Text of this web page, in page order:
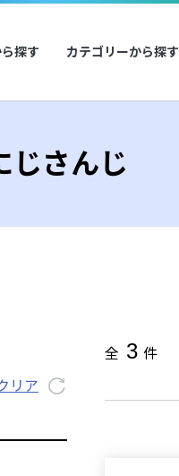
探す カテゴリーから探す
じさんじ
リア
全 3 件